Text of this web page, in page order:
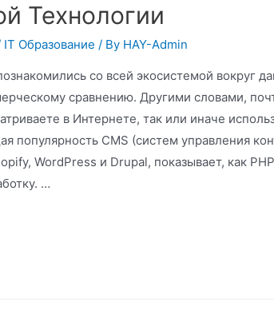
Технологии
IT Образование / By HAY-Admin
со всей экосистемой вокруг
сравнению. Другими словами,
в Интернете, так или иначе
популярность CMS (систем управления
WordPress и Drupal, показывает, как
…